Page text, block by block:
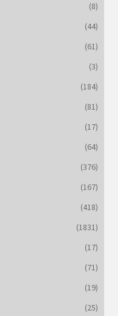
(8)
(44)
(61)
(3)
(184)
(81)
(17)
(64)
(376)
(167)
(418)
(1831)
(17)
(71)
(19)
(25)